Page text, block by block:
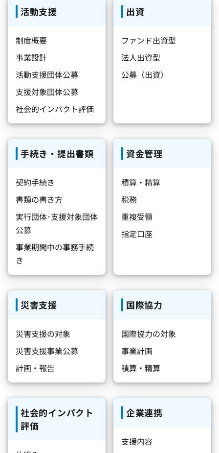
活動支援
制度概要
事業設計
活動支援団体公募
支援対象団体公募
社会的インパクト評価
出資
ファンド出資型
法人出資型
公募（出資）
手続き・提出書類
契約手続き
書類の書き方
実行団体･支援対象団体
公募
事業期間中の事務手続
き
資金管理
積算・精算
税務
重複受領
指定口座
災害支援
災害支援の対象
災害支援事業公募
計画・報告
国際協力
国際協力の対象
事業計画
積算・精算
社会的インパクト
評価
企業連携
支援内容